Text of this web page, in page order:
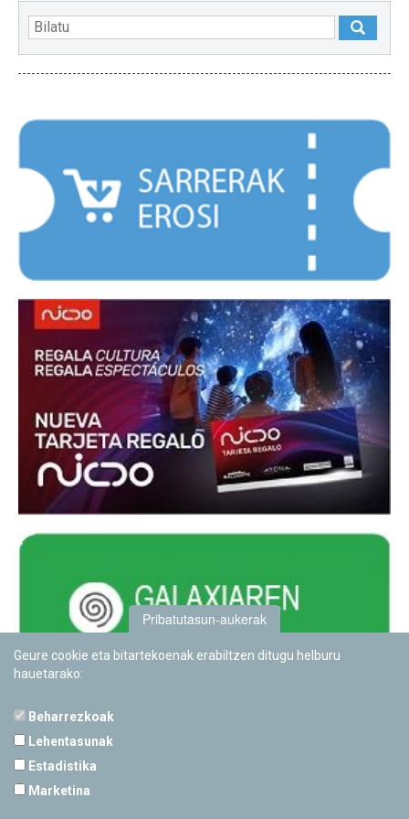
Pribatutasun-aukerak
Geure cookie eta bitartekoenak erabiltzen ditugu helburu
hauetarako:
Beharrezkoak
Lehentasunak
Estadistika
Marketina